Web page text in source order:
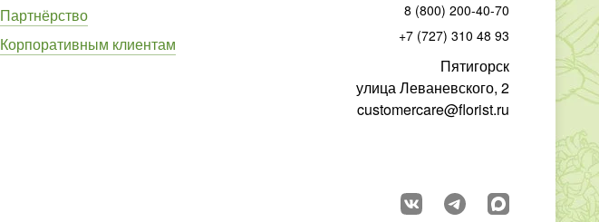
Партнёрство
Корпоративным клиентам
8 (800) 200-40-70
+7 (727) 310 48 93
Пятигорск
улица Леваневского, 2
customercare@florist.ru